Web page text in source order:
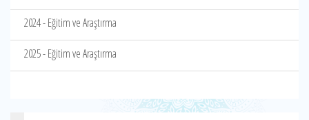
2024 - Eğitim ve Araştırma
2025 - Eğitim ve Araştırma